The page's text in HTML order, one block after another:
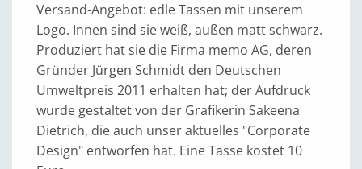
Versand-Angebot: edle Tassen mit unserem
Logo. Innen sind sie weiß, außen matt schwarz.
Produziert hat sie die Firma memo AG, deren
Gründer Jürgen Schmidt den Deutschen
Umweltpreis 2011 erhalten hat; der Aufdruck
wurde gestaltet von der Grafikerin Sakeena
Dietrich, die auch unser aktuelles "Corporate
Design" entworfen hat. Eine Tasse kostet 10